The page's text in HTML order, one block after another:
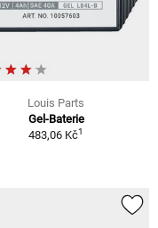
Louis Parts
Gel-Baterie
483,06 Kč1